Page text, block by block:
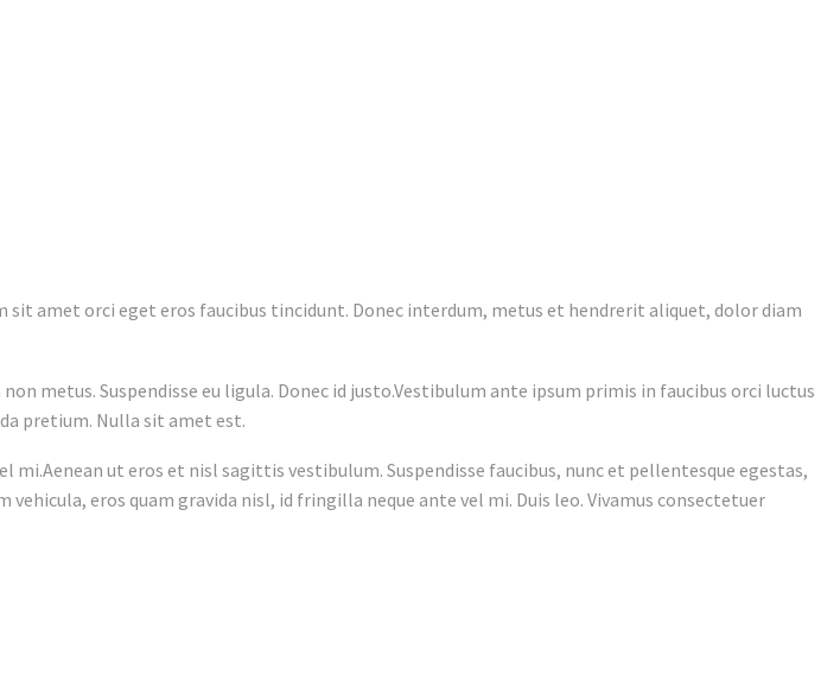
amet orci eget eros faucibus tincidunt. Donec interdum, metus et hendrerit aliquet, dolor diam
metus. Suspendisse eu ligula. Donec id justo.Vestibulum ante ipsum primis in faucibus orci luctus
pretium. Nulla sit amet est.
ut eros et nisl sagittis vestibulum. Suspendisse faucibus, nunc et pellentesque egestas,
eros quam gravida nisl, id fringilla neque ante vel mi. Duis leo. Vivamus consectetuer